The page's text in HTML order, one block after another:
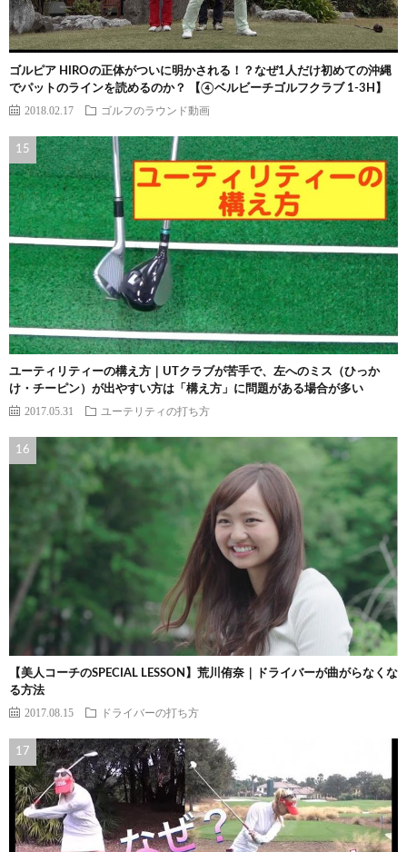
ゴルピア HIROの正体がついに明かされる！？なぜ1人だけ初めての沖縄
でパットのラインを読めるのか？ 【④ベルビーチゴルフクラブ 1-3H】
2018.02.17 ゴルフのラウンド動画
ユーティリティーの構え方｜UTクラブが苦手で、左へのミス（ひっか
け・チーピン）が出やすい方は「構え方」に問題がある場合が多い
2017.05.31 ユーテリティの打ち方
【美人コーチのSPECIAL LESSON】荒川侑奈｜ドライバーが曲がらなくな
る方法
2017.08.15 ドライバーの打ち方